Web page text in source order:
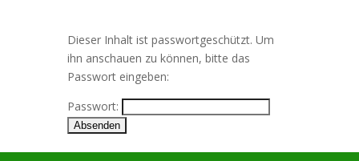
Dieser Inhalt ist passwortgeschützt. Um
ihn anschauen zu können, bitte das
Passwort eingeben:
Passwort: